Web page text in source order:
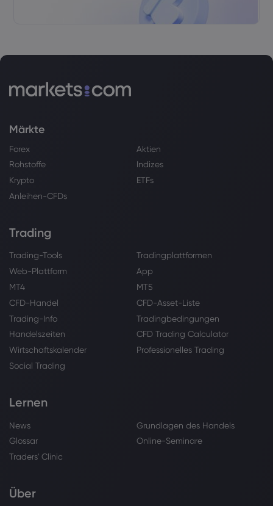
Märkte
Forex
Aktien
Rohstoffe
Indizes
Krypto
ETFs
Anleihen-CFDs
Trading
Trading-Tools
Tradingplattformen
Web-Plattform
App
MT4
MT5
CFD-Handel
CFD-Asset-Liste
Trading-Info
Tradingbedingungen
Handelszeiten
CFD Trading Calculator
Wirtschaftskalender
Professionelles Trading
Social Trading
Lernen
News
Grundlagen des Handels
Glossar
Online-Seminare
Traders' Clinic
Über